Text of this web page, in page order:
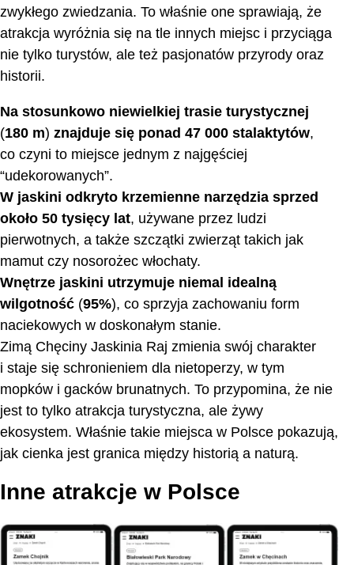
zwykłego zwiedzania. To właśnie one sprawiają, że
atrakcja wyróżnia się na tle innych miejsc i przyciąga
nie tylko turystów, ale też pasjonatów przyrody oraz
historii.
Na stosunkowo niewielkiej trasie turystycznej
(180 m) znajduje się ponad 47 000 stalaktytów,
co czyni to miejsce jednym z najgęściej
“udekorowanych”.
W jaskini odkryto krzemienne narzędzia sprzed
około 50 tysięcy lat, używane przez ludzi
pierwotnych, a także szczątki zwierząt takich jak
mamut czy nosorożec włochaty.
Wnętrze jaskini utrzymuje niemal idealną
wilgotność (95%), co sprzyja zachowaniu form
naciekowych w doskonałym stanie.
Zimą Chęciny Jaskinia Raj zmienia swój charakter
i staje się schronieniem dla nietoperzy, w tym
mopków i gacków brunatnych. To przypomina, że nie
jest to tylko atrakcja turystyczna, ale żywy
ekosystem. Właśnie takie miejsca w Polsce pokazują,
jak cienka jest granica między historią a naturą.
Inne atrakcje w Polsce